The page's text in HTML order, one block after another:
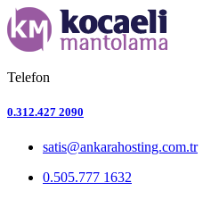
Telefon
0.312.427 2090
satis@ankarahosting.com.tr
0.505.777 1632